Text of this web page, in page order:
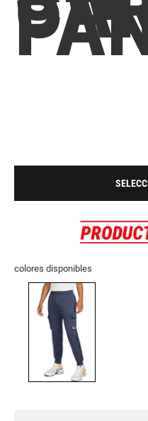
colores disponibles